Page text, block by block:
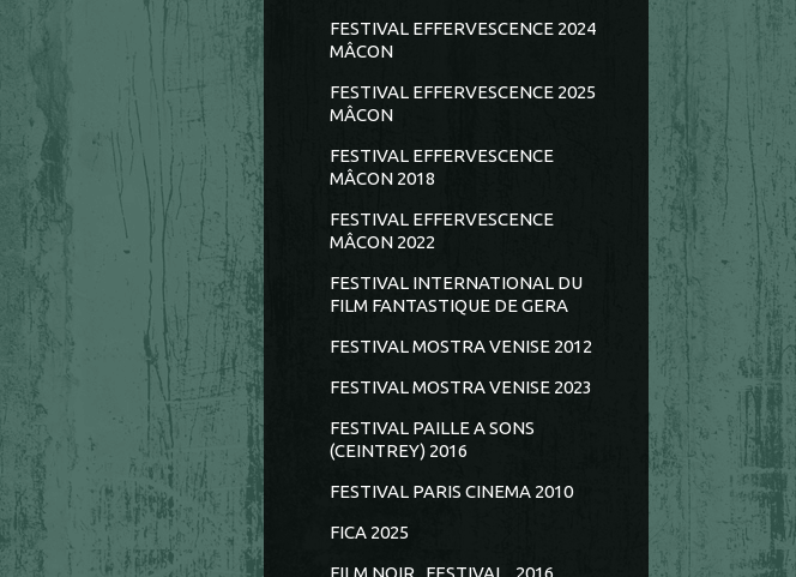
FESTIVAL EFFERVESCENCE 2024
MÂCON
FESTIVAL EFFERVESCENCE 2025
MÂCON
FESTIVAL EFFERVESCENCE
MÂCON 2018
FESTIVAL EFFERVESCENCE
MÂCON 2022
FESTIVAL INTERNATIONAL DU
FILM FANTASTIQUE DE GERA
FESTIVAL MOSTRA VENISE 2012
FESTIVAL MOSTRA VENISE 2023
FESTIVAL PAILLE A SONS
(CEINTREY) 2016
FESTIVAL PARIS CINEMA 2010
FICA 2025